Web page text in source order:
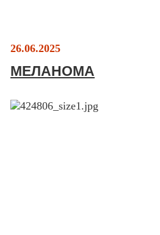
26.06.2025
МЕЛАНОМА